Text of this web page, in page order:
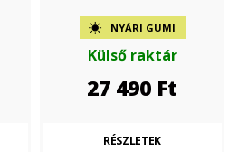
NYÁRI GUMI
Külső raktár
27 490 Ft
RÉSZLETEK